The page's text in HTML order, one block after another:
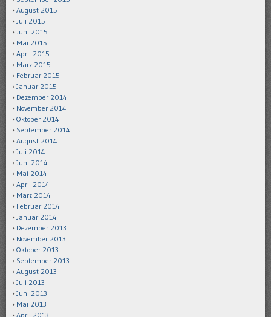
August 2015
Juli 2015
Juni 2015
Mai 2015
April 2015
März 2015
Februar 2015
Januar 2015
Dezember 2014
November 2014
Oktober 2014
September 2014
August 2014
Juli 2014
Juni 2014
Mai 2014
April 2014
März 2014
Februar 2014
Januar 2014
Dezember 2013
November 2013
Oktober 2013
September 2013
August 2013
Juli 2013
Juni 2013
Mai 2013
April 2013